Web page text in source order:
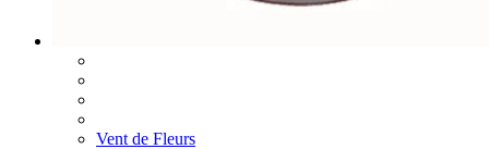
Vent de Fleurs